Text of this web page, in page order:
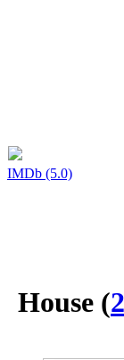
IMDb (5.0)
House (